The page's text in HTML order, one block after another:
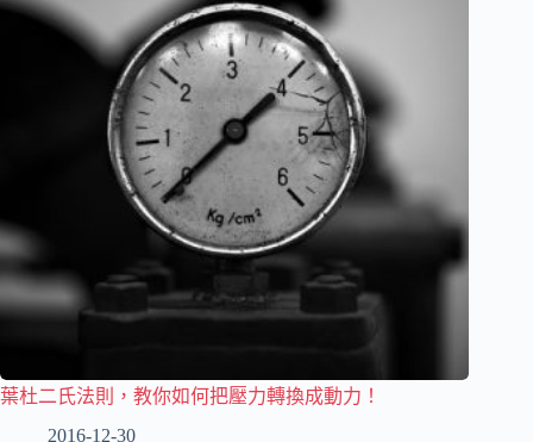
葉杜二氏法則，教你如何把壓力轉換成動力！
2016-12-30